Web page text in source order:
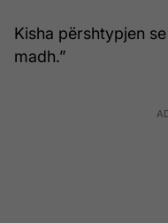
Kisha përshtypjen
madh.”